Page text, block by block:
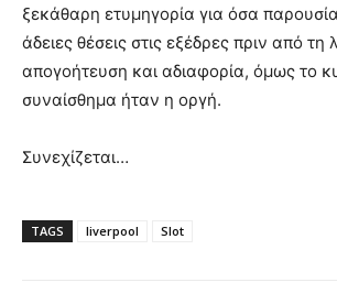
ξεκάθαρη ετυμηγορία για όσα
άδειες θέσεις στις εξέδρες πριν από τη
απογοήτευση και αδιαφορία, όμως το
συναίσθημα ήταν η οργή.
Συνεχίζεται…
TAGS liverpool Slot